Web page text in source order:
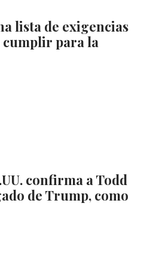
lista de exigencias
cumplir para la
confirma a Todd
de Trump, como